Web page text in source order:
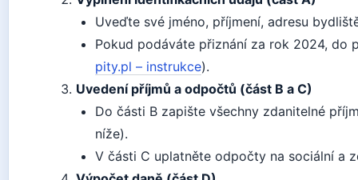
Uveďte své jméno, příjmení, adresu
Pokud podáváte přiznání za rok 2024, do
pity.pl – instrukce).
Uvedení příjmů a odpočtů (část B a C)
Do části B zapište všechny zdanitelné
níže).
V části C uplatněte odpočty na sociální a